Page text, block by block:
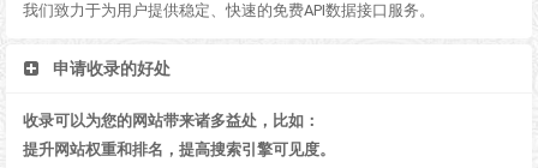
我们致力于为用户提供稳定、快速的免费API数据接口服务。
申请收录的好处
收录可以为您的网站带来诸多益处，比如：
提升网站权重和排名，提高搜索引擎可见度。